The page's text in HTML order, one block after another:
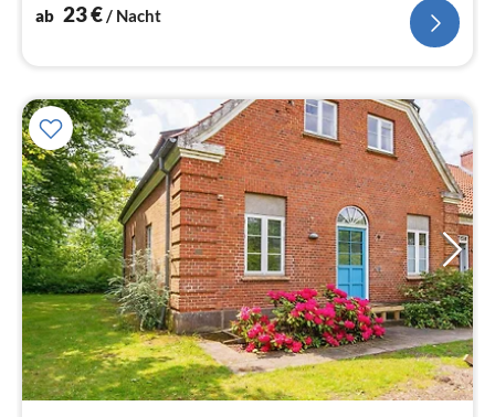
Badezimmer(Waschbecken, Dusche, Toilette)
ab 23€/ Nacht